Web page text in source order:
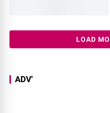
LOAD
ADV'